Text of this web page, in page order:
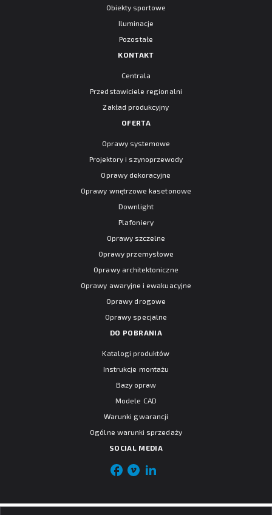
Obiekty sportowe
Iluminacje
Pozostałe
KONTAKT
Centrala
Przedstawiciele regionalni
Zakład produkcyjny
OFERTA
Oprawy systemowe
Projektory i szynoprzewody
Oprawy dekoracyjne
Oprawy wnętrzowe kasetonowe
Downlight
Plafoniery
Oprawy szczelne
Oprawy przemysłowe
Oprawy architektoniczne
Oprawy awaryjne i ewakuacyjne
Oprawy drogowe
Oprawy specjalne
DO POBRANIA
Katalogi produktów
Instrukcje montażu
Bazy opraw
Modele CAD
Warunki gwarancji
Ogólne warunki sprzedaży
SOCIAL MEDIA